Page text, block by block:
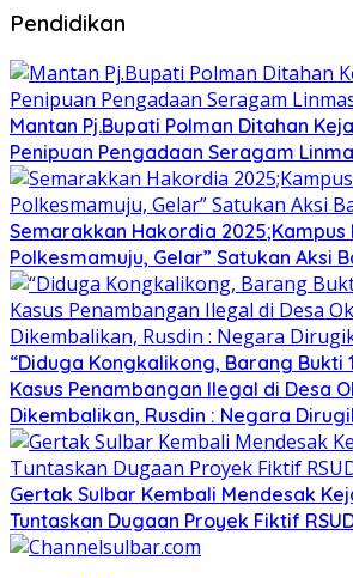
Pendidikan
Mantan Pj.Bupati Polman Ditahan
Penipuan Pengadaan Seragam
Semarakkan Hakordia 2025;Kampus
Polkesmamuju, Gelar” Satukan Aksi
“Diduga Kongkalikong, Barang Bukti
Kasus Penambangan Ilegal di Desa
Dikembalikan, Rusdin : Negara
Gertak Sulbar Kembali Mendesak
Tuntaskan Dugaan Proyek Fiktif